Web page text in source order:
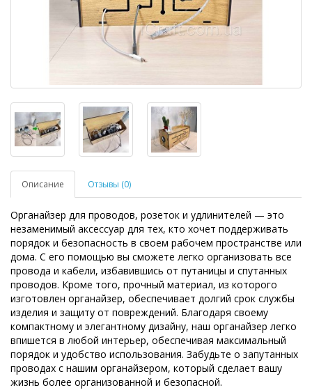
Описание Отзывы (0)
Органайзер для проводов, розеток и удлинителей — это
незаменимый аксессуар для тех, кто хочет поддерживать
порядок и безопасность в своем рабочем пространстве или
дома. С его помощью вы сможете легко организовать все
провода и кабели, избавившись от путаницы и спутанных
проводов. Кроме того, прочный материал, из которого
изготовлен органайзер, обеспечивает долгий срок службы
изделия и защиту от повреждений. Благодаря своему
компактному и элегантному дизайну, наш органайзер легко
впишется в любой интерьер, обеспечивая максимальный
порядок и удобство использования. Забудьте о запутанных
проводах с нашим органайзером, который сделает вашу
жизнь более организованной и безопасной.